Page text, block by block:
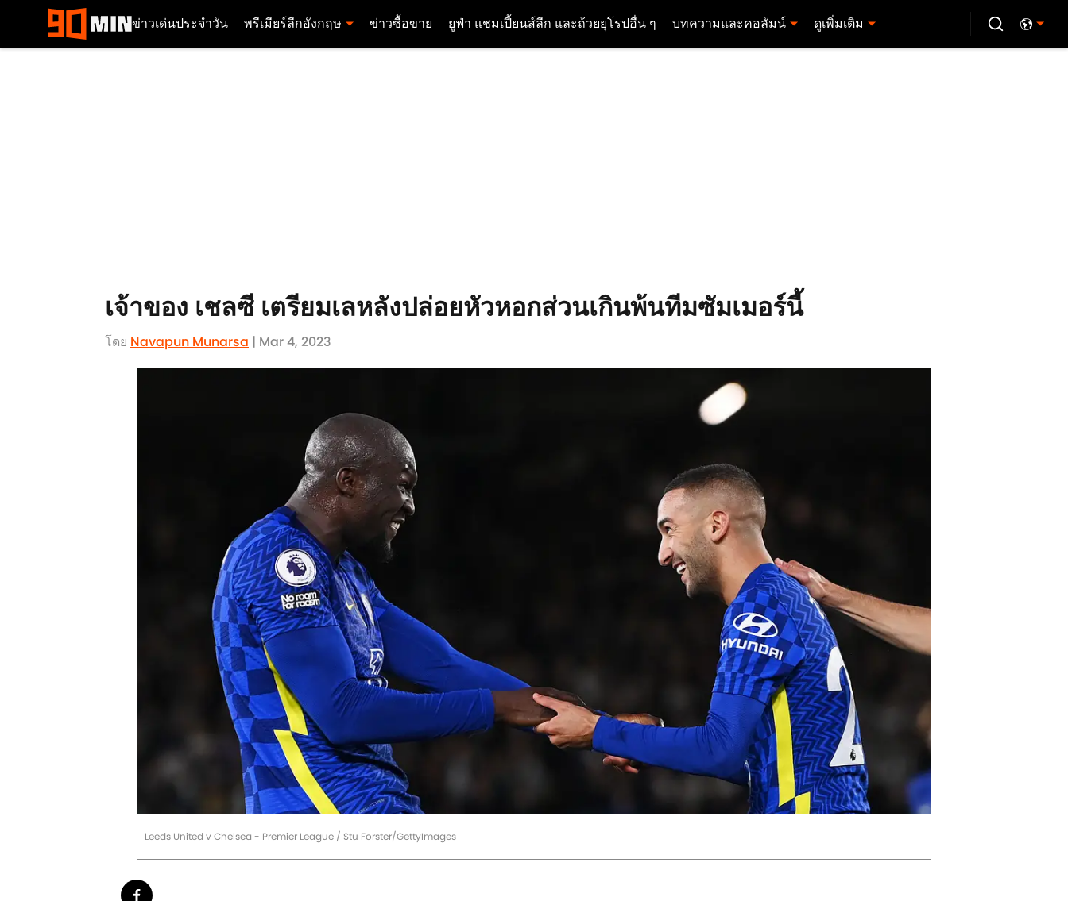
ข่าวเด่นประจำวัน พรีเมียร์ลีกอังกฤษ ข่าวซื้อขาย ยูฟ่า แชมเปี้ยนส์ลีก และถ้วยยุโรปอื่น ๆ บทความและคอลัมน์ ดูเพิ่มเติม
เจ้าของ เชลซี เตรียมเลหลังปล่อยหัวหอกส่วนเกินพ้นทีมซัมเมอร์นี้
โดย Navapun Munarsa | Mar 4, 2023
Leeds United v Chelsea - Premier League / Stu Forster/GettyImages